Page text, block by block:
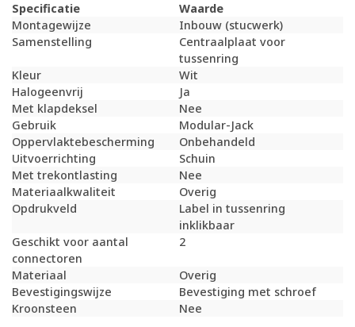
Specificatie
Waarde
Montagewijze
Inbouw (stucwerk)
Samenstelling
Centraalplaat voor
tussenring
Kleur
Wit
Halogeenvrij
Ja
Met klapdeksel
Nee
Gebruik
Modular-Jack
Oppervlaktebescherming
Onbehandeld
Uitvoerrichting
Schuin
Met trekontlasting
Nee
Materiaalkwaliteit
Overig
Opdrukveld
Label in tussenring
inklikbaar
Geschikt voor aantal
connectoren
2
Materiaal
Overig
Bevestigingswijze
Bevestiging met schroef
Kroonsteen
Nee